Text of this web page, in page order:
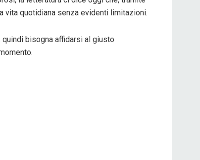
quotidiana senza evidenti limitazioni.
bisogna affidarsi al giusto